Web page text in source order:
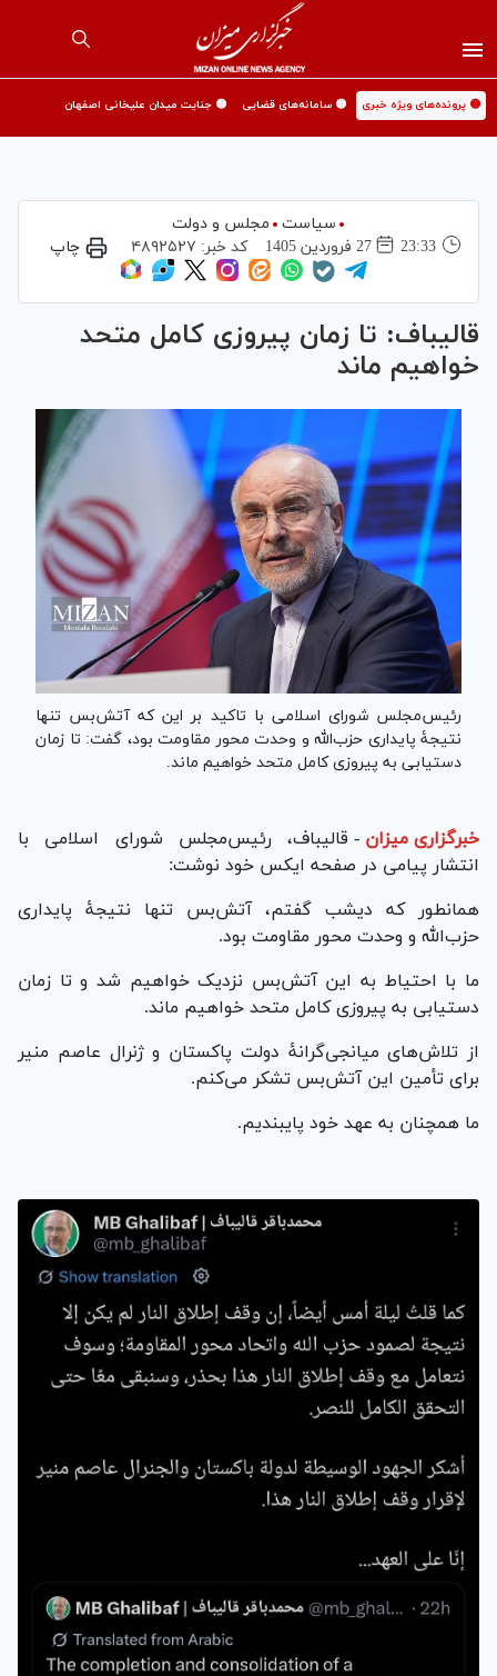
🟡 پرونده‌های ویژه خبری 🟡 سامانه‌های قضایی 🟡 جنایت میدان علیخانی اصفهان
سیاست
مجلس و دولت
23:33
27 فروردين 1405 کد خبر: ۴۸۹۲۵۲۷ چاپ
قالیباف: تا زمان پیروزی کامل متحد
خواهیم ماند
رئیس‌مجلس شورای اسلامی با تاکید بر این که آتش‌بس تنها
نتیجۀ پایداری حزب‌الله و وحدت محور مقاومت بود، گفت: تا زمان
دستیابی به پیروزی کامل متحد خواهیم ماند.
خبرگزاری میزان - قالیباف، رئیس‌مجلس شورای اسلامی با
انتشار پیامی در صفحه ایکس خود نوشت:
همانطور که دیشب گفتم، آتش‌بس تنها نتیجۀ پایداری
حزب‌الله و وحدت محور مقاومت بود.
ما با احتیاط به این آتش‌بس نزدیک خواهیم شد و تا زمان
دستیابی به پیروزی کامل متحد خواهیم ماند.
از تلاش‌های میانجی‌گرانۀ دولت پاکستان و ژنرال عاصم منیر
برای تأمین این آتش‌بس تشکر می‌کنم.
ما همچنان به عهد خود پایبندیم.